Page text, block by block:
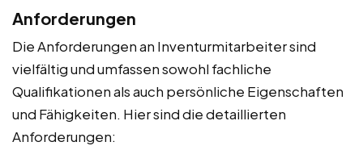
Anforderungen
Die Anforderungen an Inventurmitarbeiter sind
vielfältig und umfassen sowohl fachliche
Qualifikationen als auch persönliche Eigenschaften
und Fähigkeiten. Hier sind die detaillierten
Anforderungen: